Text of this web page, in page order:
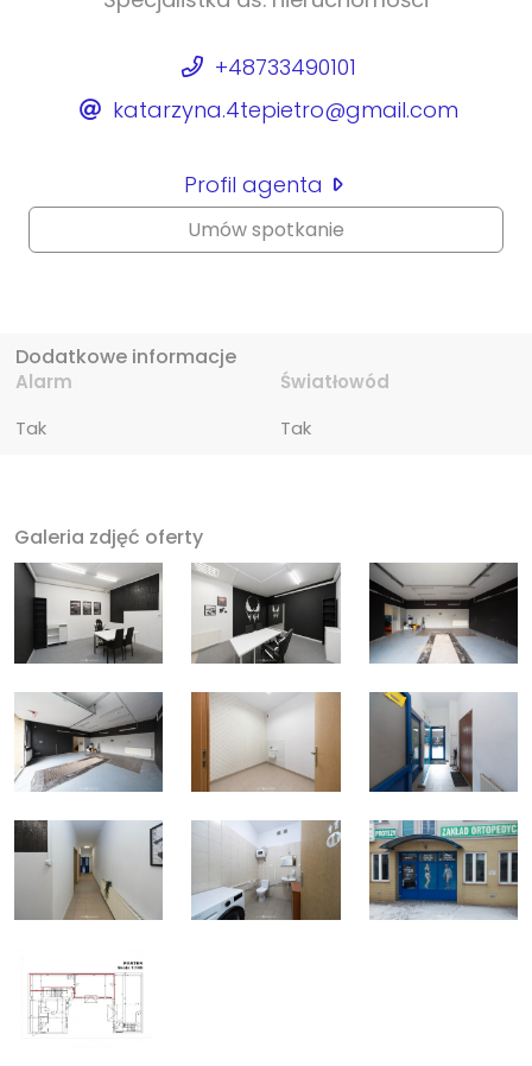
+48733490101
katarzyna.4tepietro@gmail.com
Profil agenta
Umów spotkanie
Dodatkowe informacje
Alarm
Tak
Światłowód
Tak
Galeria zdjęć oferty